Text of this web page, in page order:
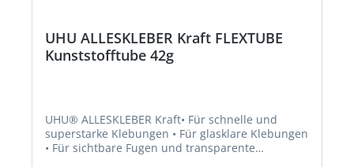
UHU ALLESKLEBER Kraft FLEXTUBE
Kunststofftube 42g
UHU® ALLESKLEBER Kraft• Für schnelle und
superstarke Klebungen • Für glasklare Klebungen
• Für sichtbare Fugen und transparente